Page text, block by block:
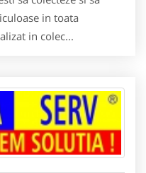
in toata
in colec...